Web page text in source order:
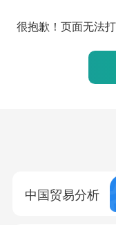
很抱歉！页面无法
中国贸易分析